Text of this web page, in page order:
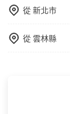
雙十等）能用更
低，如此便反
站上的價格是
線和里程來計算
個城市到另一個
從新北市
從雲林縣